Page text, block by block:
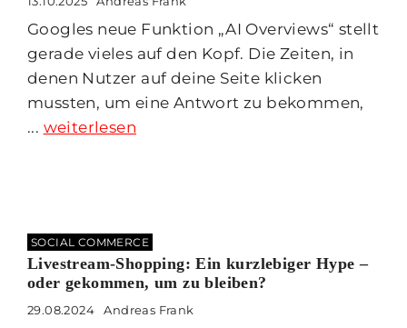
Googles neue Funktion „AI Overviews“ stellt
gerade vieles auf den Kopf. Die Zeiten, in
denen Nutzer auf deine Seite klicken
mussten, um eine Antwort zu bekommen,
... weiterlesen
SOCIAL COMMERCE
Livestream-Shopping: Ein kurzlebiger Hype –
oder gekommen, um zu bleiben?
29.08.2024 Andreas Frank